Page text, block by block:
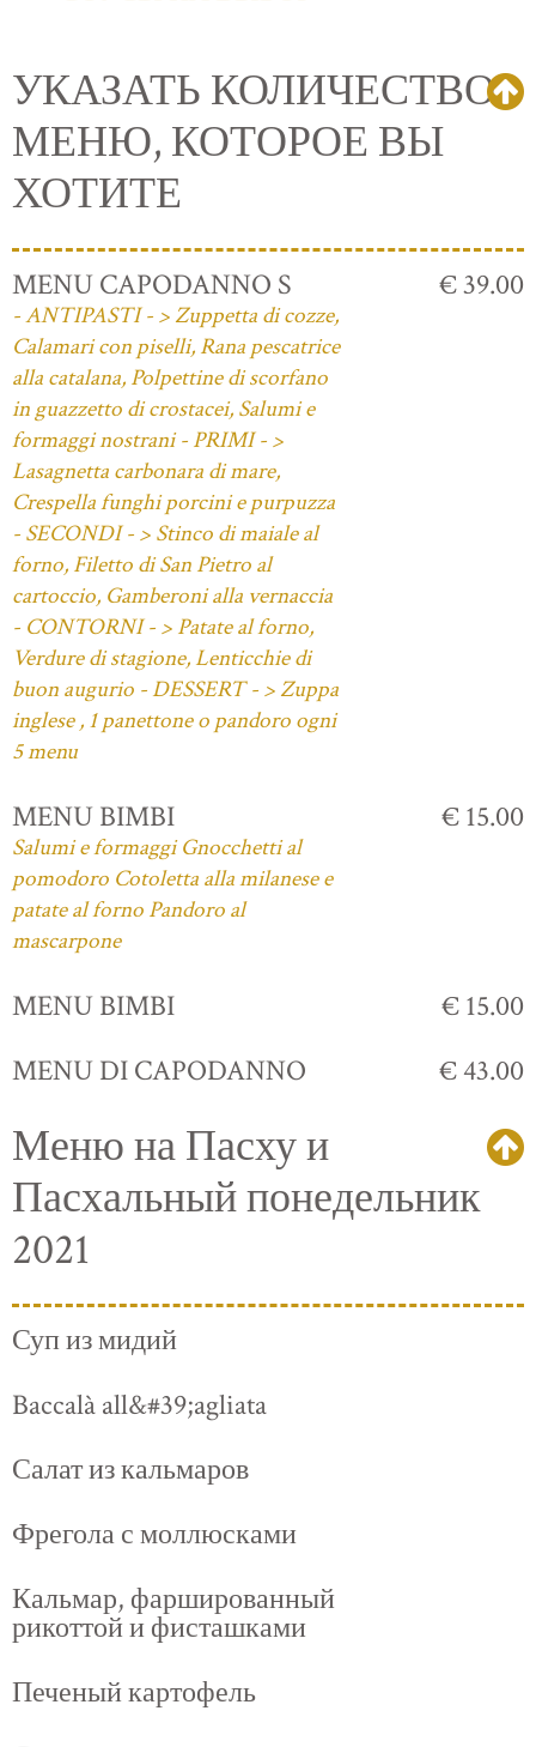
УКАЗАТЬ КОЛИЧЕСТВО
МЕНЮ, КОТОРОЕ ВЫ
ХОТИТЕ
MENU CAPODANNO S
- ANTIPASTI - > Zuppetta di cozze,
Calamari con piselli, Rana pescatrice
alla catalana, Polpettine di scorfano
in guazzetto di crostacei, Salumi e
formaggi nostrani - PRIMI - >
Lasagnetta carbonara di mare,
Crespella funghi porcini e purpuzza
- SECONDI - > Stinco di maiale al
forno, Filetto di San Pietro al
cartoccio, Gamberoni alla vernaccia
- CONTORNI - > Patate al forno,
Verdure di stagione, Lenticchie di
buon augurio - DESSERT - > Zuppa
inglese , 1 panettone o pandoro ogni
5 menu
€ 39.00
MENU BIMBI
Salumi e formaggi Gnocchetti al
pomodoro Cotoletta alla milanese e
patate al forno Pandoro al
mascarpone
€ 15.00
MENU BIMBI
€ 15.00
MENU DI CAPODANNO
€ 43.00
Меню на Пасху и
Пасхальный понедельник
2021
Суп из мидий
Baccalà all&#39;agliata
Салат из кальмаров
Фрегола с моллюсками
Кальмар, фаршированный
рикоттой и фисташками
Печеный картофель